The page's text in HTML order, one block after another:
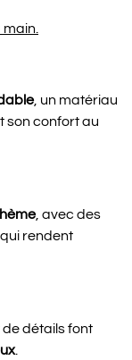
, un matériau
son confort au
, avec des
rendent
détails font
.